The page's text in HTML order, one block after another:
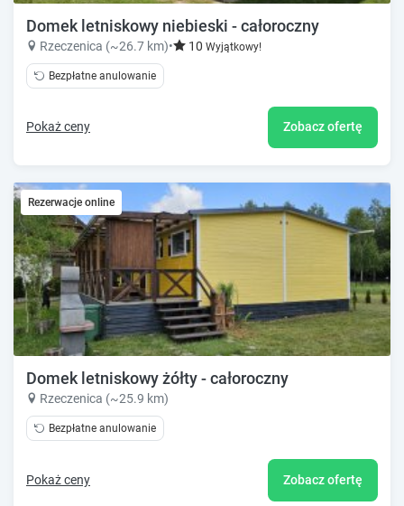
Domek letniskowy niebieski - całoroczny
Rzeczenica (~26.7 km)• 10 Wyjątkowy!
Bezpłatne anulowanie
Pokaż ceny Zobacz ofertę
Rezerwacje online
Domek letniskowy żółty - całoroczny
Rzeczenica (~25.9 km)
Bezpłatne anulowanie
Pokaż ceny Zobacz ofertę